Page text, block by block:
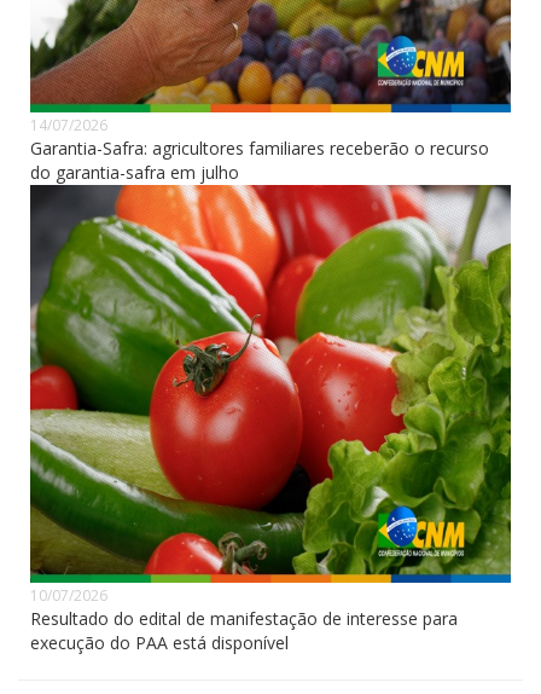
14/07/2026
Garantia-Safra: agricultores familiares receberão o recurso
do garantia-safra em julho
10/07/2026
Resultado do edital de manifestação de interesse para
execução do PAA está disponível